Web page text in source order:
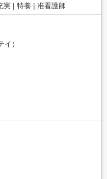
実 | 特養 | 准看護師
）